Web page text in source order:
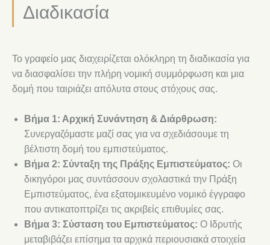
Διαδικασία
Το γραφείο μας διαχειρίζεται ολόκληρη τη διαδικασία για
να διασφαλίσει την πλήρη νομική συμμόρφωση και μια
δομή που ταιριάζει απόλυτα στους στόχους σας.
Βήμα 1: Αρχική Συνάντηση & Διάρθρωση:
Συνεργαζόμαστε μαζί σας για να σχεδιάσουμε τη
βέλτιστη δομή του εμπιστεύματος.
Βήμα 2: Σύνταξη της Πράξης Εμπιστεύματος: Οι
δικηγόροι μας συντάσσουν σχολαστικά την Πράξη
Εμπιστεύματος, ένα εξατομικευμένο νομικό έγγραφο
που αντικατοπτρίζει τις ακριβείς επιθυμίες σας.
Βήμα 3: Σύσταση του Εμπιστεύματος: Ο Ιδρυτής
μεταβιβάζει επίσημα τα αρχικά περιουσιακά στοιχεία